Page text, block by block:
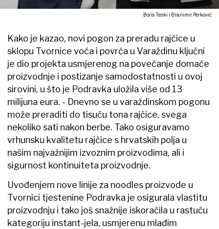
Boris Teški i Branimir Perković
Kako je kazao, novi pogon za preradu rajčice u
sklopu Tvornice voća i povrća u Varaždinu ključni
je dio projekta usmjerenog na povećanje domaće
proizvodnje i postizanje samodostatnosti u ovoj
sirovini, u što je Podravka uložila više od 13
milijuna eura. - Dnevno se u varaždinskom pogonu
može preraditi do tisuću tona rajčice, svega
nekoliko sati nakon berbe. Tako osiguravamo
vrhunsku kvalitetu rajčice s hrvatskih polja u
našim najvažnijim izvoznim proizvodima, ali i
sigurnost kontinuiteta proizvodnje.
Uvođenjem nove linije za noodles proizvode u
Tvornici tjestenine Podravka je osigurala vlastitu
proizvodnju i tako još snažnije iskoračila u rastuću
kategoriju instant-jela, usmjerenu mlađim